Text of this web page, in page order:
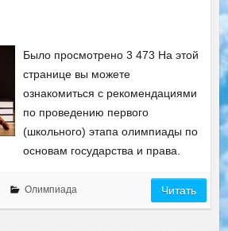
Было просмотрено 3 473 На этой
странице вы можете
ознакомиться с рекомендациями
по проведению первого
(школьного) этапа олимпиады по
основам государства и права.
Олимпиада Читать